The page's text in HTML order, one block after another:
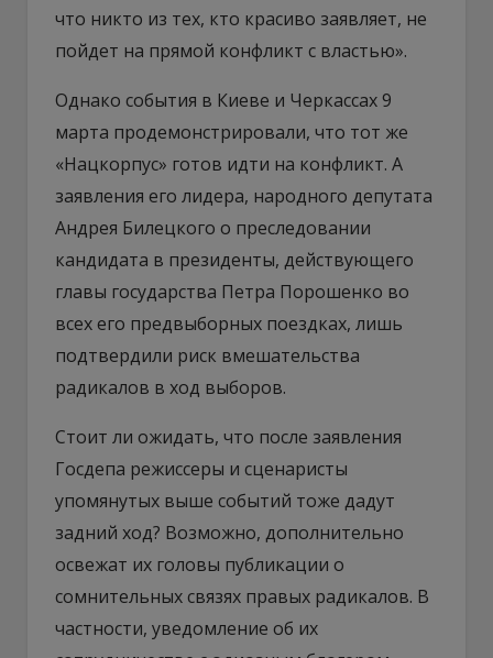
что никто из тех, кто красиво заявляет, не
пойдет на прямой конфликт с властью».
Однако события в Киеве и Черкассах 9
марта продемонстрировали, что тот же
«Нацкорпус» готов идти на конфликт. А
заявления его лидера, народного депутата
Андрея Билецкого о преследовании
кандидата в президенты, действующего
главы государства Петра Порошенко во
всех его предвыборных поездках, лишь
подтвердили риск вмешательства
радикалов в ход выборов.
Стоит ли ожидать, что после заявления
Госдепа режиссеры и сценаристы
упомянутых выше событий тоже дадут
задний ход? Возможно, дополнительно
освежат их головы публикации о
сомнительных связях правых радикалов. В
частности, уведомление об их